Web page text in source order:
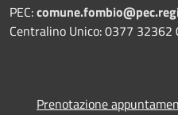
PEC:
Centralino Unico: 0377
Prenotazione